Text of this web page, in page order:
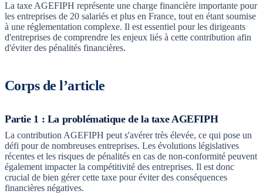
La taxe AGEFIPH représente une charge financière importante pour
les entreprises de 20 salariés et plus en France, tout en étant soumise
à une réglementation complexe. Il est essentiel pour les dirigeants
d'entreprises de comprendre les enjeux liés à cette contribution afin
d'éviter des pénalités financières.
Corps de l’article
Partie 1 : La problématique de la taxe AGEFIPH
La contribution AGEFIPH peut s'avérer très élevée, ce qui pose un
défi pour de nombreuses entreprises. Les évolutions législatives
récentes et les risques de pénalités en cas de non-conformité peuvent
également impacter la compétitivité des entreprises. Il est donc
crucial de bien gérer cette taxe pour éviter des conséquences
financières négatives.